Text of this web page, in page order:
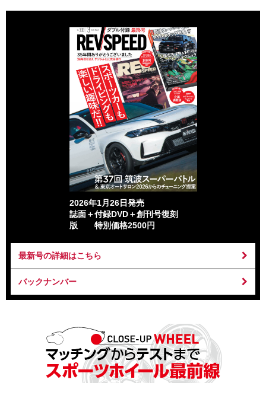
2026年1月26日発売
誌面＋付録DVD＋創刊号復刻
版 特別価格2500円
最新号の詳細はこちら
バックナンバー